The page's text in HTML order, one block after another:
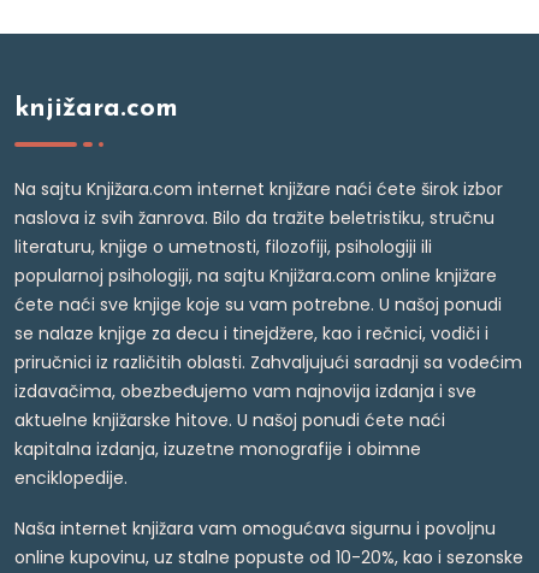
knjižara.com
Na sajtu Knjižara.com internet knjižare naći ćete širok izbor
naslova iz svih žanrova. Bilo da tražite beletristiku, stručnu
literaturu, knjige o umetnosti, filozofiji, psihologiji ili
popularnoj psihologiji, na sajtu Knjižara.com online knjižare
ćete naći sve knjige koje su vam potrebne. U našoj ponudi
se nalaze knjige za decu i tinejdžere, kao i rečnici, vodiči i
priručnici iz različitih oblasti. Zahvaljujući saradnji sa vodećim
izdavačima, obezbeđujemo vam najnovija izdanja i sve
aktuelne knjižarske hitove. U našoj ponudi ćete naći
kapitalna izdanja, izuzetne monografije i obimne
enciklopedije.
Naša internet knjižara vam omogućava sigurnu i povoljnu
online kupovinu, uz stalne popuste od 10-20%, kao i sezonske